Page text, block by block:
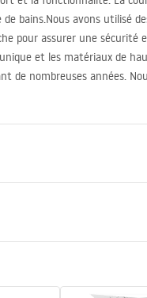
de bains.Nous avons utilisé
pour assurer une
et les matériaux de
de nombreuses années.
Thermostatique